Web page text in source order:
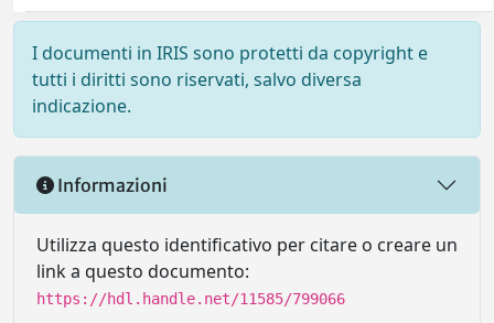
I documenti in IRIS sono protetti da copyright e
tutti i diritti sono riservati, salvo diversa
indicazione.
Informazioni
Utilizza questo identificativo per citare o creare un
link a questo documento:
https://hdl.handle.net/11585/799066